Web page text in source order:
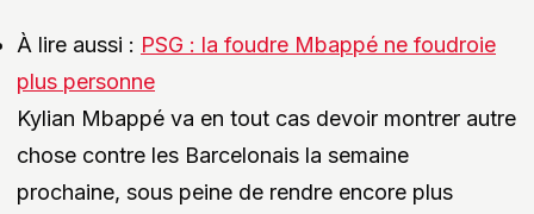
À lire aussi : PSG : la foudre Mbappé ne foudroie
plus personne
Kylian Mbappé va en tout cas devoir montrer autre
chose contre les Barcelonais la semaine
prochaine, sous peine de rendre encore plus